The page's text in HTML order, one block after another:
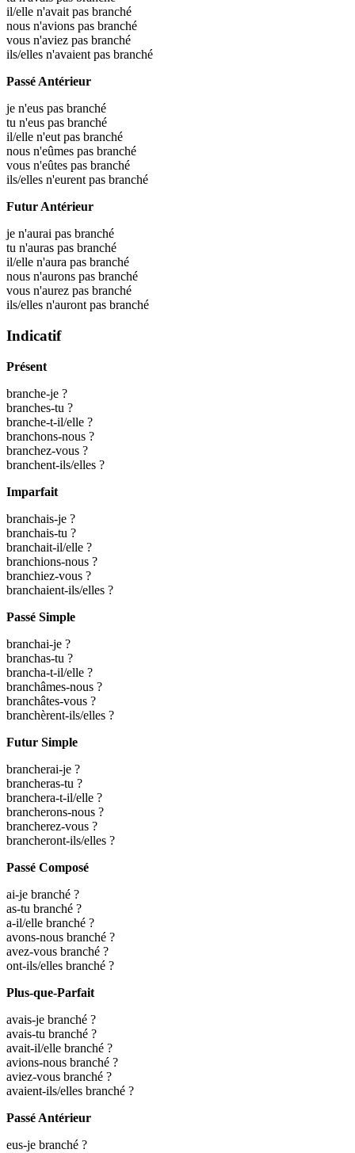
il/elle n'avait pas branché
nous n'avions pas branché
vous n'aviez pas branché
ils/elles n'avaient pas branché
Passé Antérieur
je n'eus pas branché
tu n'eus pas branché
il/elle n'eut pas branché
nous n'eûmes pas branché
vous n'eûtes pas branché
ils/elles n'eurent pas branché
Futur Antérieur
je n'aurai pas branché
tu n'auras pas branché
il/elle n'aura pas branché
nous n'aurons pas branché
vous n'aurez pas branché
ils/elles n'auront pas branché
Indicatif
Présent
branche-je ?
branches-tu ?
branche-t-il/elle ?
branchons-nous ?
branchez-vous ?
branchent-ils/elles ?
Imparfait
branchais-je ?
branchais-tu ?
branchait-il/elle ?
branchions-nous ?
branchiez-vous ?
branchaient-ils/elles ?
Passé Simple
branchai-je ?
branchas-tu ?
brancha-t-il/elle ?
branchâmes-nous ?
branchâtes-vous ?
branchèrent-ils/elles ?
Futur Simple
brancherai-je ?
brancheras-tu ?
branchera-t-il/elle ?
brancherons-nous ?
brancherez-vous ?
brancheront-ils/elles ?
Passé Composé
ai-je branché ?
as-tu branché ?
a-il/elle branché ?
avons-nous branché ?
avez-vous branché ?
ont-ils/elles branché ?
Plus-que-Parfait
avais-je branché ?
avais-tu branché ?
avait-il/elle branché ?
avions-nous branché ?
aviez-vous branché ?
avaient-ils/elles branché ?
Passé Antérieur
eus-je branché ?